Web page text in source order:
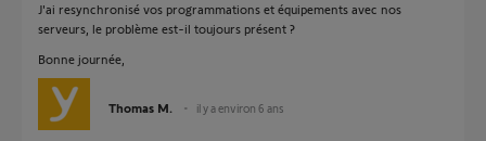
J'ai resynchronisé vos programmations et équipements avec nos
serveurs, le problème est-il toujours présent ?
Bonne journée,
Thomas M. il y a environ 6 ans